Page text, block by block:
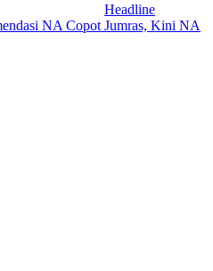
Headline
NA Copot Jumras, Kini NA